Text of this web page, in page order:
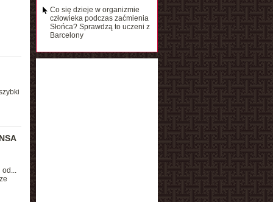
od...
Co się dzieje w organizmie
człowieka podczas zaćmienia
Słońca? Sprawdzą to uczeni z
Barcelony